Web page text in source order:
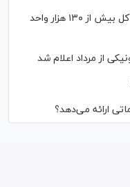
تداوم روند صعودی بورس/ شاخص کل بیش از ۱۳۰ هزار واحد
از مرداد اعلام شد
ارائه می‌دهد؟